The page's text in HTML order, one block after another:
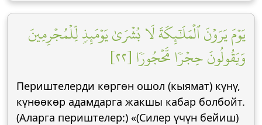
يَوۡمَ يَرَوۡنَ ٱلۡمَلَٰٓئِكَةَ لَا بُشۡرَىٰ يَوۡمَئِذٖ لِّلۡمُجۡرِمِينَ
وَيَقُولُونَ حِجۡرٗا مَّحۡجُورٗا [٢٢]
Периштелерди көргөн ошол (кыямат) күнү,
күнөөкөр адамдарга жакшы кабар болбойт.
(Аларга периштелер:) «(Силер үчүн бейиш)